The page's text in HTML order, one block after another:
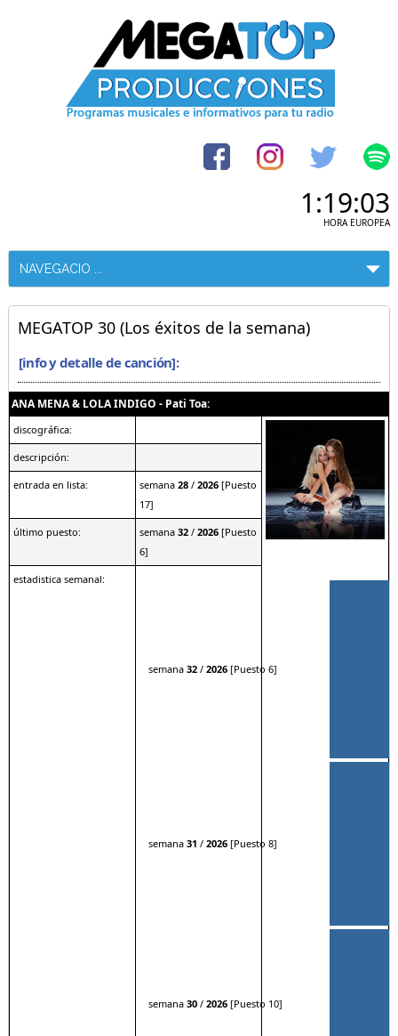
1:19:03
HORA EUROPEA
MEGATOP 30 (Los éxitos de la semana)
[info y detalle de canción]:
ANA MENA & LOLA INDIGO - Pati Toa:
discográfica:
descripción:
entrada en lista: semana 28/ 2026[Puesto
17]
último puesto: semana 32/ 2026[Puesto
6]
estadistica semanal:
semana 32/ 2026[Puesto 6]
semana 31 / 2026[Puesto 8]
semana 30/ 2026[Puesto 10]